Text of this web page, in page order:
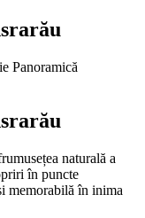
Panoramică
naturală a
în puncte
memorabilă în inima